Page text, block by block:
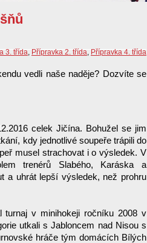
3. třída Přípravka 2. třída Přípravka 4. třída
vedli naše naděje? Dozvíte se
celek Jičína. Bohužel se jim
kdy jednotlivé soupeře trápili do
musel strachovat i o výsledek. V
trenérů Slabého, Karáska a
a uhrát lepší výsledek, než prohru
turnaj v minihokeji ročníku 2008 v
utkali s Jabloncem nad Nisou s
hráče tým domácích Bílých